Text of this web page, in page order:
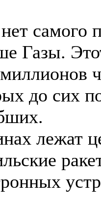
самого
Газы.
до сих
лежат